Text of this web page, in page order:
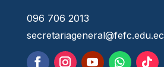
096 706 2013
secretariageneral@fefc.edu.ec